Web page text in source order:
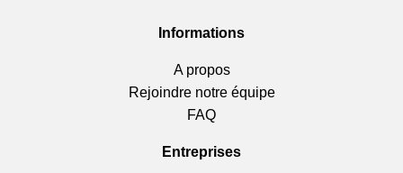
Informations
A propos
Rejoindre notre équipe
FAQ
Entreprises